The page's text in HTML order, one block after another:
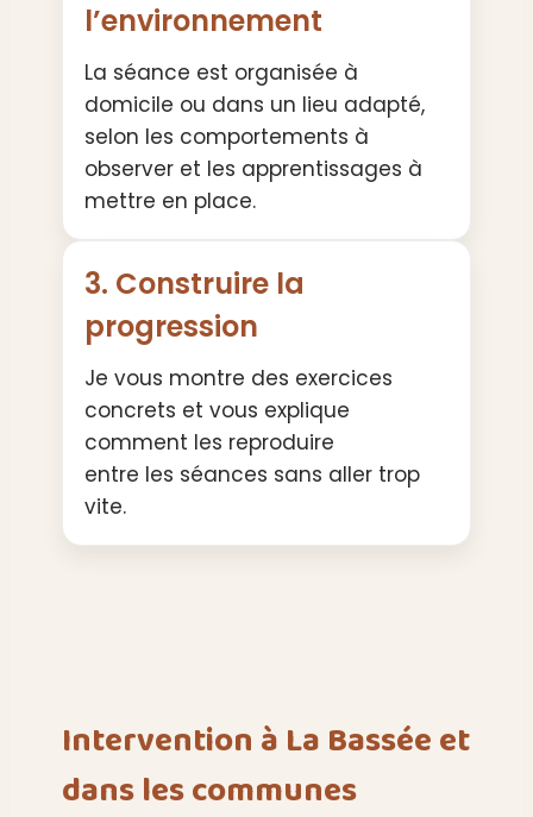
l’environnement
La séance est organisée à
domicile ou dans un lieu adapté,
selon les comportements à
observer et les apprentissages à
mettre en place.
3. Construire la
progression
Je vous montre des exercices
concrets et vous explique
comment les reproduire
entre les séances sans aller trop
vite.
Intervention à La Bassée et
dans les communes